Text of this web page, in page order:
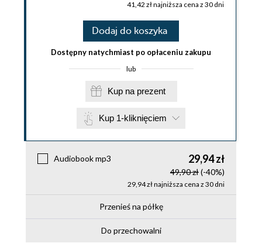
41,42 zł najniższa cena z 30 dni
Dodaj do koszyka
Dostępny natychmiast po opłaceniu zakupu
lub
Kup na prezent
Kup 1-kliknięciem
Audiobook mp3 29,94 zł
49,90 zł(-40%)
29,94 zł najniższa cena z 30 dni
Przenieś na półkę
Do przechowalni